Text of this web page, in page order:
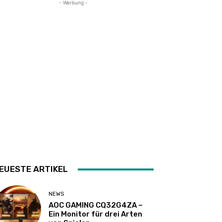
- Werbung -
ARTIKEL
NEWS
AOC GAMING CQ32G4ZA –
Ein Monitor für drei Arten